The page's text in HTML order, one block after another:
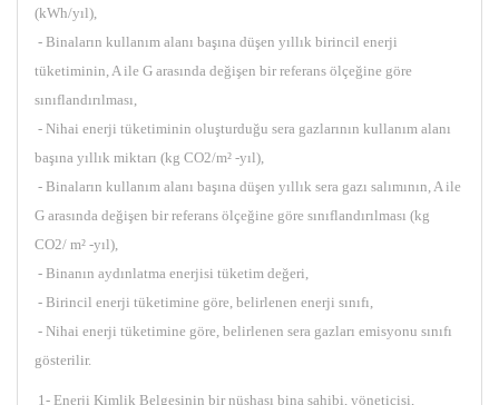
(kWh/yıl),
- Binaların kullanım alanı başına düşen yıllık birincil enerji
tüketiminin, A ile G arasında değişen bir referans ölçeğine göre
sınıflandırılması,
- Nihai enerji tüketiminin oluşturduğu sera gazlarının kullanım alanı
başına yıllık miktarı (kg CO2/m² -yıl),
- Binaların kullanım alanı başına düşen yıllık sera gazı salımının, A ile
G arasında değişen bir referans ölçeğine göre sınıflandırılması (kg
CO2/ m² -yıl),
- Binanın aydınlatma enerjisi tüketim değeri,
- Birincil enerji tüketimine göre, belirlenen enerji sınıfı,
- Nihai enerji tüketimine göre, belirlenen sera gazları emisyonu sınıfı
gösterilir.
1- Enerji Kimlik Belgesinin bir nüshası bina sahibi, yöneticisi,